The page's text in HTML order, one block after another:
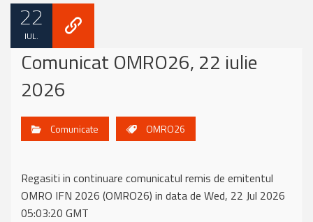
22
IUL.
Comunicat OMRO26, 22 iulie
2026
Comunicate OMRO26
Regasiti in continuare comunicatul remis de emitentul
OMRO IFN 2026 (OMRO26) in data de Wed, 22 Jul 2026
05:03:20 GMT